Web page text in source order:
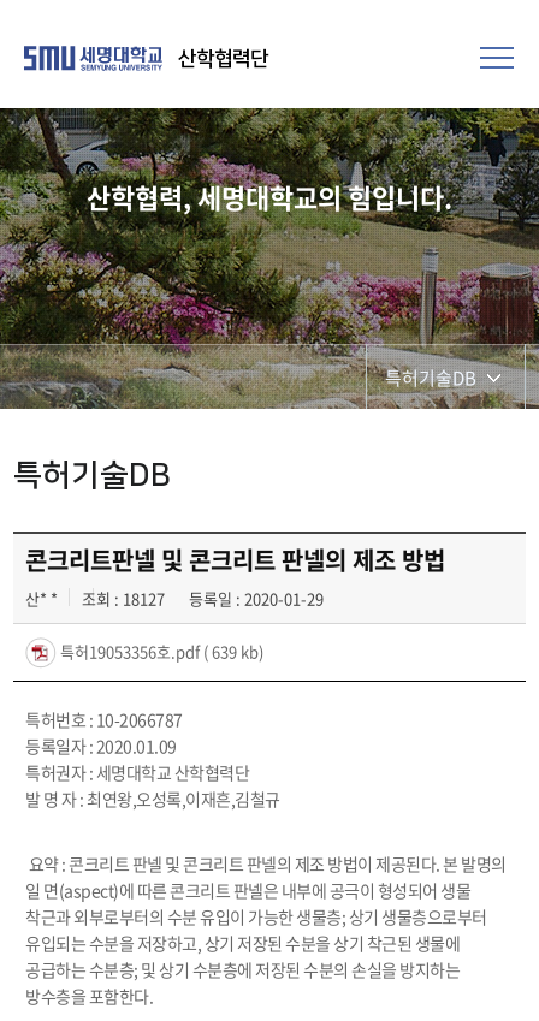
산학협력단
산학협력, 세명대학교의 힘입니다.
특허기술DB
특허기술DB
특허기술DB
콘크리트판넬 및 콘크리트 판넬의 제조 방법
산* * 조회 : 18127 등록일 : 2020-01-29
특허19053356호.pdf( 639 kb)
특허번호 : 10-2066787
등록일자 : 2020.01.09
특허권자 : 세명대학교 산학협력단
발 명 자 : 최연왕,오성록,이재흔,김철규
요약 : 콘크리트 판넬 및 콘크리트 판넬의 제조 방법이 제공된다. 본 발명의
일 면(aspect)에 따른 콘크리트 판넬은 내부에 공극이 형성되어 생물
착근과 외부로부터의 수분 유입이 가능한 생물층; 상기 생물층으로부터
유입되는 수분을 저장하고, 상기 저장된 수분을 상기 착근된 생물에
공급하는 수분층; 및 상기 수분층에 저장된 수분의 손실을 방지하는
방수층을 포함한다.